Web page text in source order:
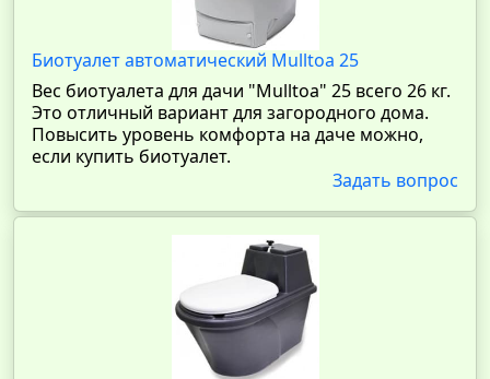
Биотуалет автоматический Mulltoa 25
Вес биотуалета для дачи "Mulltoa" 25 всего 26 кг.
Это отличный вариант для загородного дома.
Повысить уровень комфорта на даче можно,
если купить биотуалет.
Задать вопрос